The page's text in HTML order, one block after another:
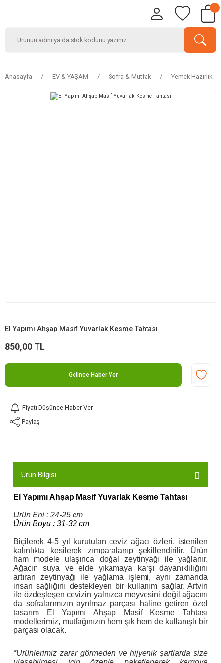
Anasayfa EV & YAŞAM Sofra & Mutfak Yemek Hazırlık
El Yapımı Ahşap Masif Yuvarlak Kesme Tahtası
850,00 TL
Gelince Haber Ver
Fiyatı Düşünce Haber Ver
Paylaş
Ürün Bilgisi
El Yapımı Ahşap Masif Yuvarlak Kesme Tahtası
Ürün Eni : 24-25 cm
Ürün Boyu : 31-32 cm
Biçilerek 4-5 yıl kurutulan ceviz ağacı özleri, istenilen
kalınlıkta kesilerek zımparalanıp şekillendirilir. Ürün
ham modele ulaşınca doğal zeytinyağı ile yağlanır.
Ağacın suya ve elde yıkamaya karşı dayanıklılığını
artıran zeytinyağı ile yağlama işlemi, aynı zamanda
insan sağlığını destekleyen bir kullanım sağlar. Artvin
ile özdeşleşen cevizin yalnızca meyvesini değil ağacını
da sofralarımızın ayrılmaz parçası haline getiren özel
tasarım El Yapımı Ahşap Masif Kesme Tahtası
modellerimiz, mutfağınızın hem şık hem de kullanışlı bir
parçası olacak.
*Ürünlerimiz zarar görmeden ve hijyenik şartlarda size